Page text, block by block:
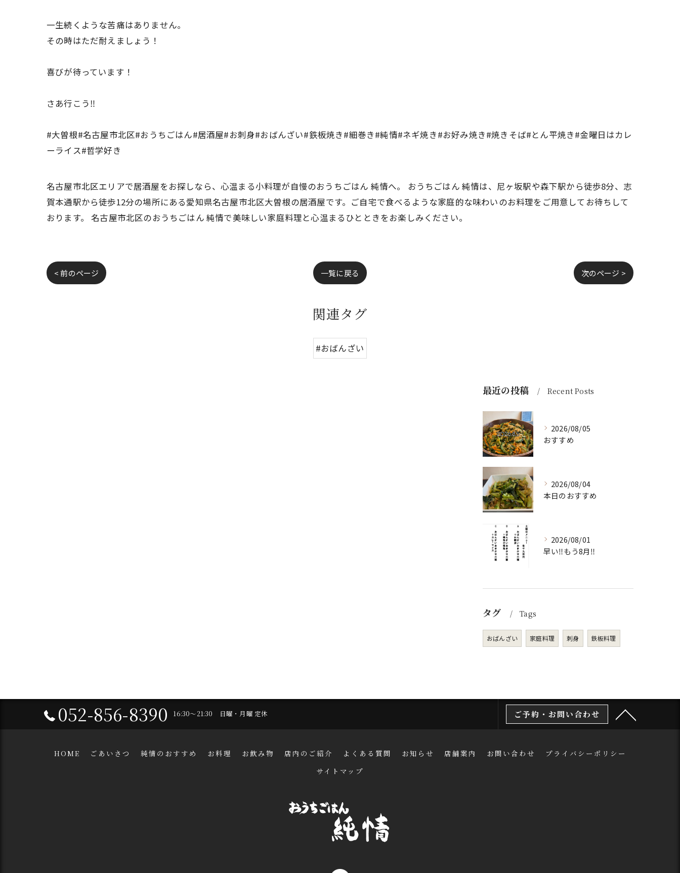
一生続くような苦痛はありません。
その時はただ耐えましょう！
喜びが待っています！
さあ行こう‼️
#大曽根#名古屋市北区#おうちごはん#居酒屋#お刺身#おばんざい#鉄板焼き#細巻き#純情#ネギ焼き#お好み焼き#焼きそば#とん平焼き#金曜日はカレ
ーライス#哲学好き
名古屋市北区エリアで居酒屋をお探しなら、心温まる小料理が自慢のおうちごはん 純情へ。 おうちごはん 純情は、尼ヶ坂駅や森下駅から徒歩8分、志
賀本通駅から徒歩12分の場所にある愛知県名古屋市北区大曽根の居酒屋です。ご自宅で食べるような家庭的な味わいのお料理をご用意してお待ちして
おります。 名古屋市北区のおうちごはん 純情で美味しい家庭料理と心温まるひとときをお楽しみください。
< 前のページ 一覧に戻る 次のページ >
関連タグ
#おばんざい
最近の投稿 Recent Posts
2026/08/05
おすすめ
2026/08/04
本日のおすすめ
2026/08/01
早い‼️もう8月‼️
タグ Tags
おばんざい 家庭料理 刺身 鉄板料理
052-856-8390 16:30～21:30 日曜・月曜 定休 ご予約・お問い合わせ
HOME ごあいさつ 純情のおすすめ お料理 お飲み物 店内のご紹介 よくある質問 お知らせ 店舗案内 お問い合わせ
プライバシーポリシー
サイトマップ